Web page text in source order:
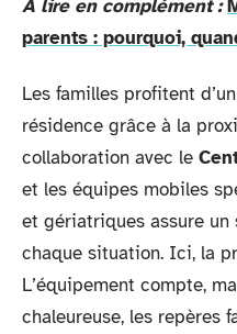
A lire en complément :
parents : pourquoi,
Les familles profitent
résidence grâce à la
collaboration avec le
et les équipes mobiles
et gériatriques assure
chaque situation. Ici, la
L’équipement compte,
chaleureuse, les repères